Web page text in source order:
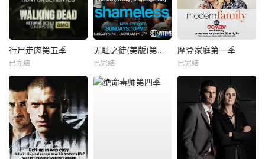
行尸走肉第五季
已完结
无耻之徒(美版)第一季
已完结
摩登家庭第一季
已完结